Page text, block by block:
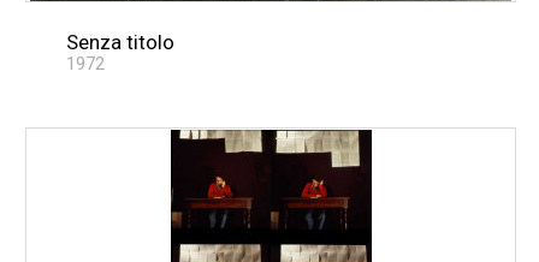
Senza titolo
1972